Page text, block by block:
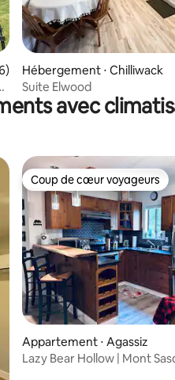
4,85 sur 5
moyenne sur la base de 116
Hébergement ⋅ Chilliwack
Suite Elwood
avec
: 5 sur 5
Coup de cœur voyageurs
Coup de cœur voyageurs
Appartement ⋅ Agassiz
Lazy Bear Hollow | Mont